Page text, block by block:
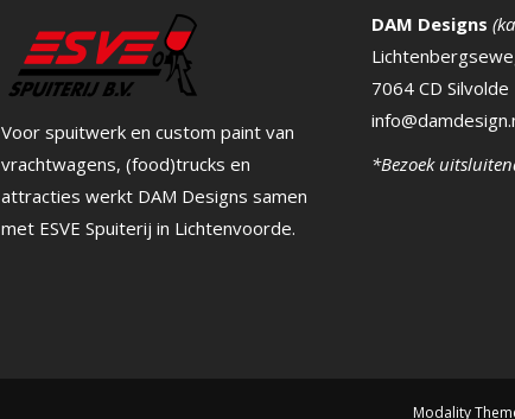
Voor spuitwerk en custom paint van
vrachtwagens, (food)trucks en
attracties werkt DAM Designs samen
met ESVE Spuiterij in Lichtenvoorde.
DAM Designs
7064 CD Silvolde
*Bezoek
Modality